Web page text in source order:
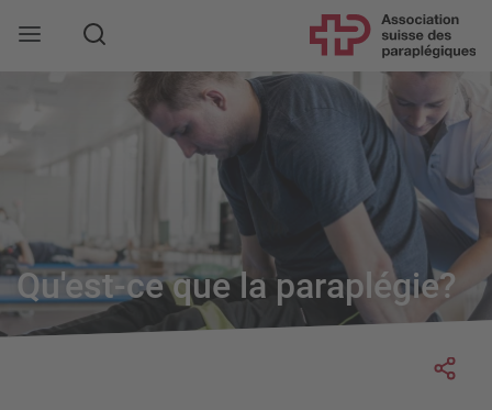
Rechercher
Qu'est-ce que la paraplégie?